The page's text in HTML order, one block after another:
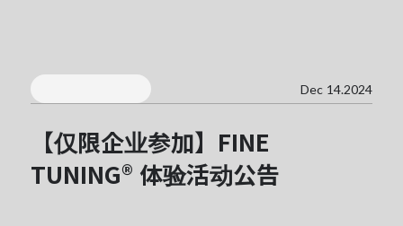
Dec 14.2024
【仅限企业参加】FINE
TUNING® 体验活动公告